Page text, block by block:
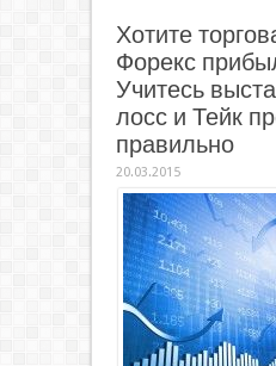
Хотите
Форекс
Учитесь
лосс и Тейк
правильно
20.03.2015